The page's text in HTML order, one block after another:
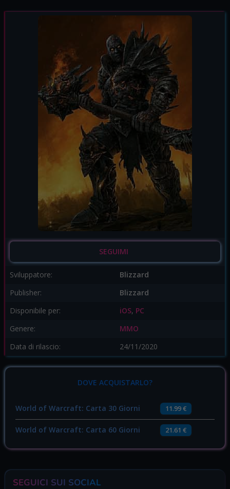
SEGUIMI
Sviluppatore:
Blizzard
Publisher:
Blizzard
Disponibile per:
iOS, PC
Genere:
MMO
Data di rilascio:
24/11/2020
DOVE ACQUISTARLO?
World of Warcraft: Carta 30 Giorni 11.99 €
World of Warcraft: Carta 60 Giorni 21.61 €
SEGUICI SUI SOCIAL